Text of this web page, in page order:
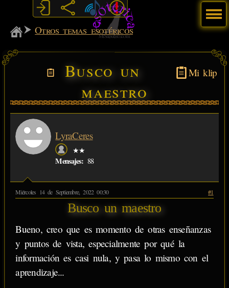
MiSabueso
Otros temas esotéricos
Mi klip
Busco un
maestro
LyraCeres
★★
Mensajes: 88
Miércoles 14 de Septiembre, 2022 00:30 #1
Busco un maestro
Bueno, creo que es momento de otras enseñanzas
y puntos de vista, especialmente por qué la
información es casi nula, y pasa lo mismo con el
aprendizaje...
Menú